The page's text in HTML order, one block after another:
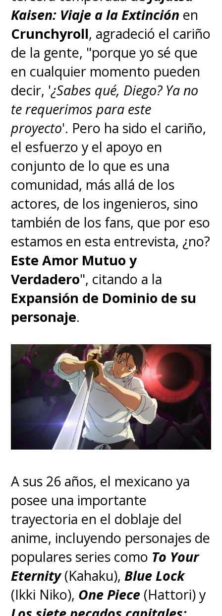
especial. 👀
pic.twitter.com/egotWaTYkf
— Funimation LATAM (@funimation_la)December 17,
2021
La serievolverá con una sexta
temporada que adaptará el arco
de la"Guerra de Liberación
Paranormal", donde seremos
testigos del esperado
enfrentamiento entre "Deku"
y "Tomura", el "One For All"
contra el "All For One".
Funimation, por su parte,
tiene pendiente el estreno en
Hispanoamérica de
Online the Movie -
Progressive- Aria of a Starless
Night", la película realizada
por
A-1 Picturesque adapta el
spin-off de "SAO", la serie de
novelas ligeras "Progressive".
Kaisen: Viaje a la Extinción en
Crunchyroll, agradeció el cariño
de la gente, "porque yo sé que
en cualquier momento pueden
decir, '¿Sabes qué, Diego? Ya no
te requerimos para este
proyecto'. Pero ha sido el cariño,
el esfuerzo y el apoyo en
conjunto de lo que es una
comunidad, más allá de los
actores, de los ingenieros, sino
también de los fans, que por eso
estamos en esta entrevista, ¿no?
Este Amor Mutuo y
Verdadero", citando a la
Expansión de Dominio de su
personaje.
A sus 26 años, el mexicano ya
posee una importante
trayectoria en el doblaje del
anime, incluyendo personajes de
populares series como To Your
Eternity(Kahaku),Blue Lock
(Ikki Niko), One Piece (Hattori) y